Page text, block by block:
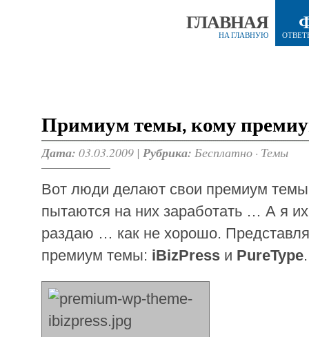
ГЛАВНАЯ
НА ГЛАВНУЮ
Примиум темы, кому
Дата: 03.03.2009 | Рубрика: Бесплатно · Темы
Вот люди делают свои премиум
пытаются на них заработать … А я
раздаю … как не хорошо.
премиум темы: iBizPress и PureType.